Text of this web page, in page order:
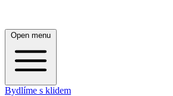
Open menu
Bydlíme s klidem